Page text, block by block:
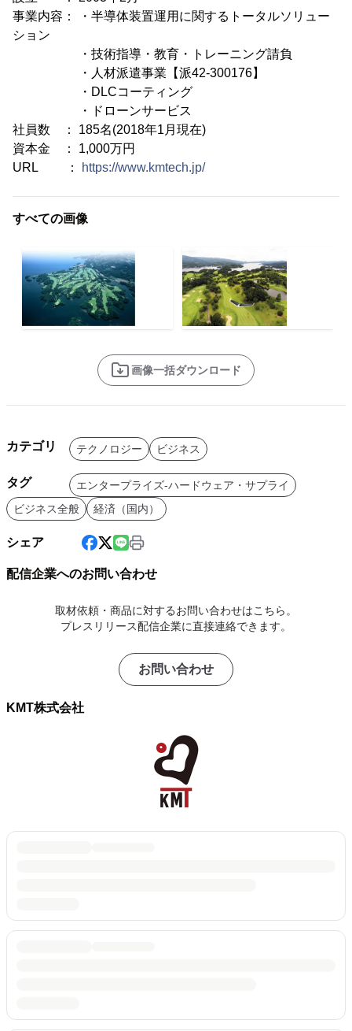
事業内容： ・半導体装置運用に関するトータルソリュー
ション
・技術指導・教育・トレーニング請負
・人材派遣事業【派42-300176】
・DLCコーティング
・ドローンサービス
社員数 ： 185名(2018年1月現在)
資本金 ： 1,000万円
URL ：
https://www.kmtech.jp/
すべての画像
画像一括ダウンロード
カテゴリ テクノロジー ビジネス
タグ
エンタープライズ-ハードウェア・サプライ
ビジネス全般
経済（国内）
シェア
配信企業へのお問い合わせ
取材依頼・商品に対するお問い合わせはこちら。
プレスリリース配信企業に直接連絡できます。
お問い合わせ
KMT株式会社